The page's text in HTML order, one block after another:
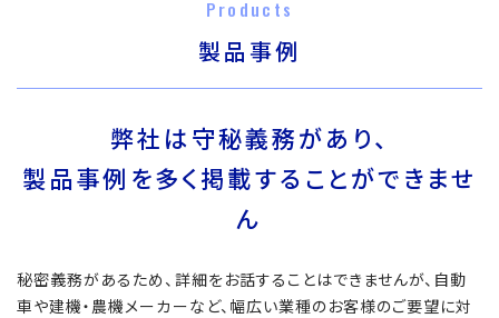
Products
製品事例
弊社は守秘義務があり、
製品事例を多く掲載することができませ
ん
秘密義務があるため、詳細をお話することはできませんが、自動
車や建機・農機メーカーなど、幅広い業種のお客様のご要望に対